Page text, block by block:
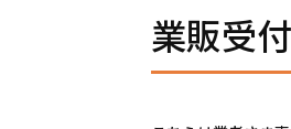
業販受